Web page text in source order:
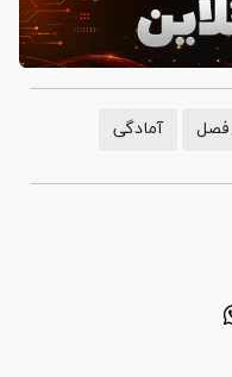
فصل آمادگی